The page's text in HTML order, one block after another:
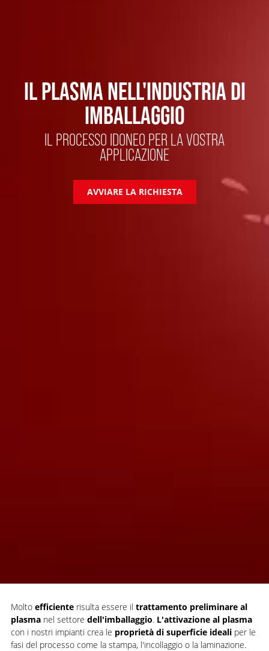
IL PLASMA NELL'INDUSTRIA DI
IMBALLAGGIO
IL PROCESSO IDONEO PER LA VOSTRA
APPLICAZIONE
AVVIARE LA RICHIESTA
Molto efficiente risulta essere il trattamento preliminare al
plasma nel settore dell'imballaggio. L'attivazione al plasma
con i nostri impianti crea le proprietà di superficie ideali per le
fasi del processo come la stampa, l'incollaggio o la laminazione.